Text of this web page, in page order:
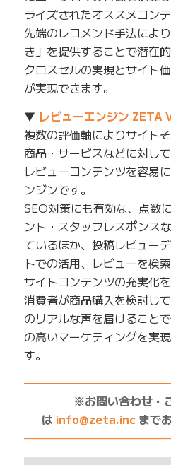
ライズされたオススメコン
先端のレコメンド手法によ
き」を提供することで潜在
クロスセルの実現とサイト
が実現できます。
▼ レビューエンジン ZETA
複数の評価軸によりサイト
商品・サービスなどに対し
レビューコンテンツを容易
ンジンです。
SEO対策にも有効な、点数
ント・スタッフレスポンス
ているほか、投稿レビュー
トでの活用、レビューを検
サイトコンテンツの充実化
消費者が商品購入を検討し
のリアルな声を届けること
の高いマーケティングを実
す。
※お問い合わせ・
は info@zeta.inc まで